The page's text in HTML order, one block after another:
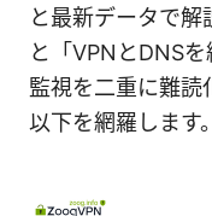
と最新データで解
と「VPNとDNS
監視を二重に難読
以下を網羅します。